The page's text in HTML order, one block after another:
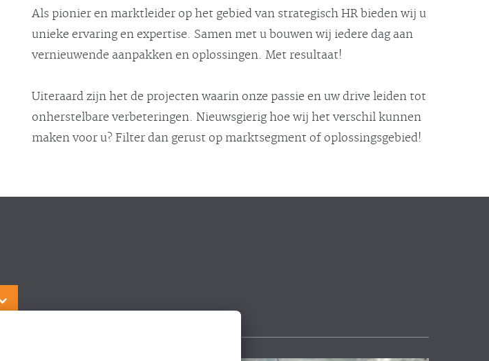
Als pionier en marktleider op het gebied van strategisch HR bieden wij u
unieke ervaring en expertise. Samen met u bouwen wij iedere dag aan
vernieuwende aanpakken en oplossingen. Met resultaat!
Uiteraard zijn het de projecten waarin onze passie en uw drive leiden tot
onherstelbare verbeteringen. Nieuwsgierig hoe wij het verschil kunnen
maken voor u? Filter dan gerust op marktsegment of oplossingsgebied!